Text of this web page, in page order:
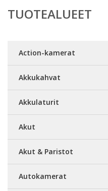
TUOTEALUEET
Action-kamerat
Akkukahvat
Akkulaturit
Akut
Akut & Paristot
Autokamerat